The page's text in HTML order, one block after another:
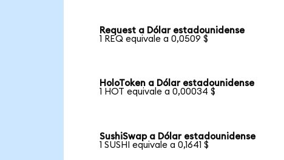
Request a Dólar estadounidense
1 REQ equivale a 0,0509 $
HoloToken a Dólar estadounidense
1 HOT equivale a 0,00034 $
SushiSwap a Dólar estadounidense
1 SUSHI equivale a 0,1641 $